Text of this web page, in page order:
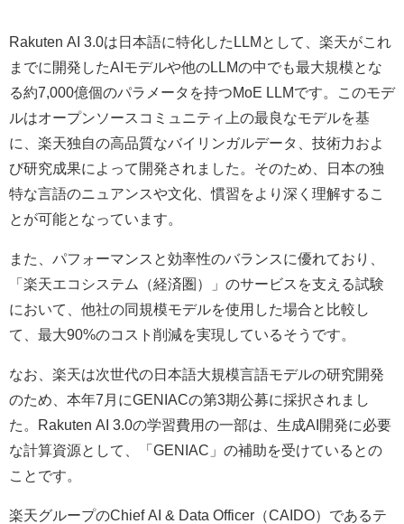
Rakuten AI 3.0は日本語に特化したLLMとして、楽天がこれ
までに開発したAIモデルや他のLLMの中でも最大規模とな
る約7,000億個のパラメータを持つMoE LLMです。このモデ
ルはオープンソースコミュニティ上の最良なモデルを基
に、楽天独自の高品質なバイリンガルデータ、技術力およ
び研究成果によって開発されました。そのため、日本の独
特な言語のニュアンスや文化、慣習をより深く理解するこ
とが可能となっています。
また、パフォーマンスと効率性のバランスに優れており、
「楽天エコシステム（経済圏）」のサービスを支える試験
において、他社の同規模モデルを使用した場合と比較し
て、最大90%のコスト削減を実現しているそうです。
なお、楽天は次世代の日本語大規模言語モデルの研究開発
のため、本年7月にGENIACの第3期公募に採択されまし
た。Rakuten AI 3.0の学習費用の一部は、生成AI開発に必要
な計算資源として、「GENIAC」の補助を受けているとの
ことです。
楽天グループのChief AI & Data Officer（CAIDO）であるテ